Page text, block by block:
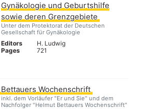
Gynäkologie und Geburtshilfe
sowie deren Grenzgebiete
Unter dem Protektorat der Deutschen
Gesellschaft für Gynäkologie
Editors
H. Ludwig
Pages
721
Bettauers Wochenschrift
inkl. dem Vorläufer "Er und Sie" und dem
Nachfolger "Helmut Bettauers Wochenschrift"